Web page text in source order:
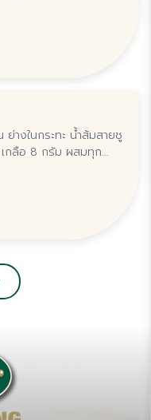
กลือ 8 กรัม ผสมทุก